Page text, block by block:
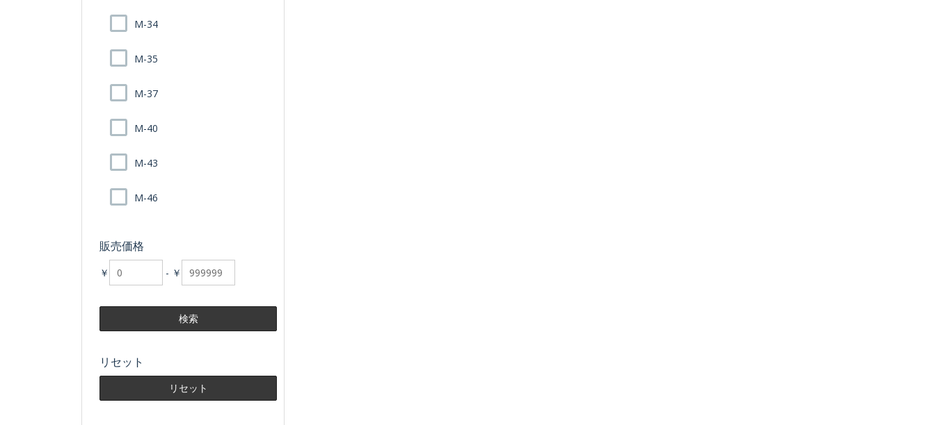
M-34
M-35
M-37
M-40
M-43
M-46
販売価格
￥ - ￥
リセット